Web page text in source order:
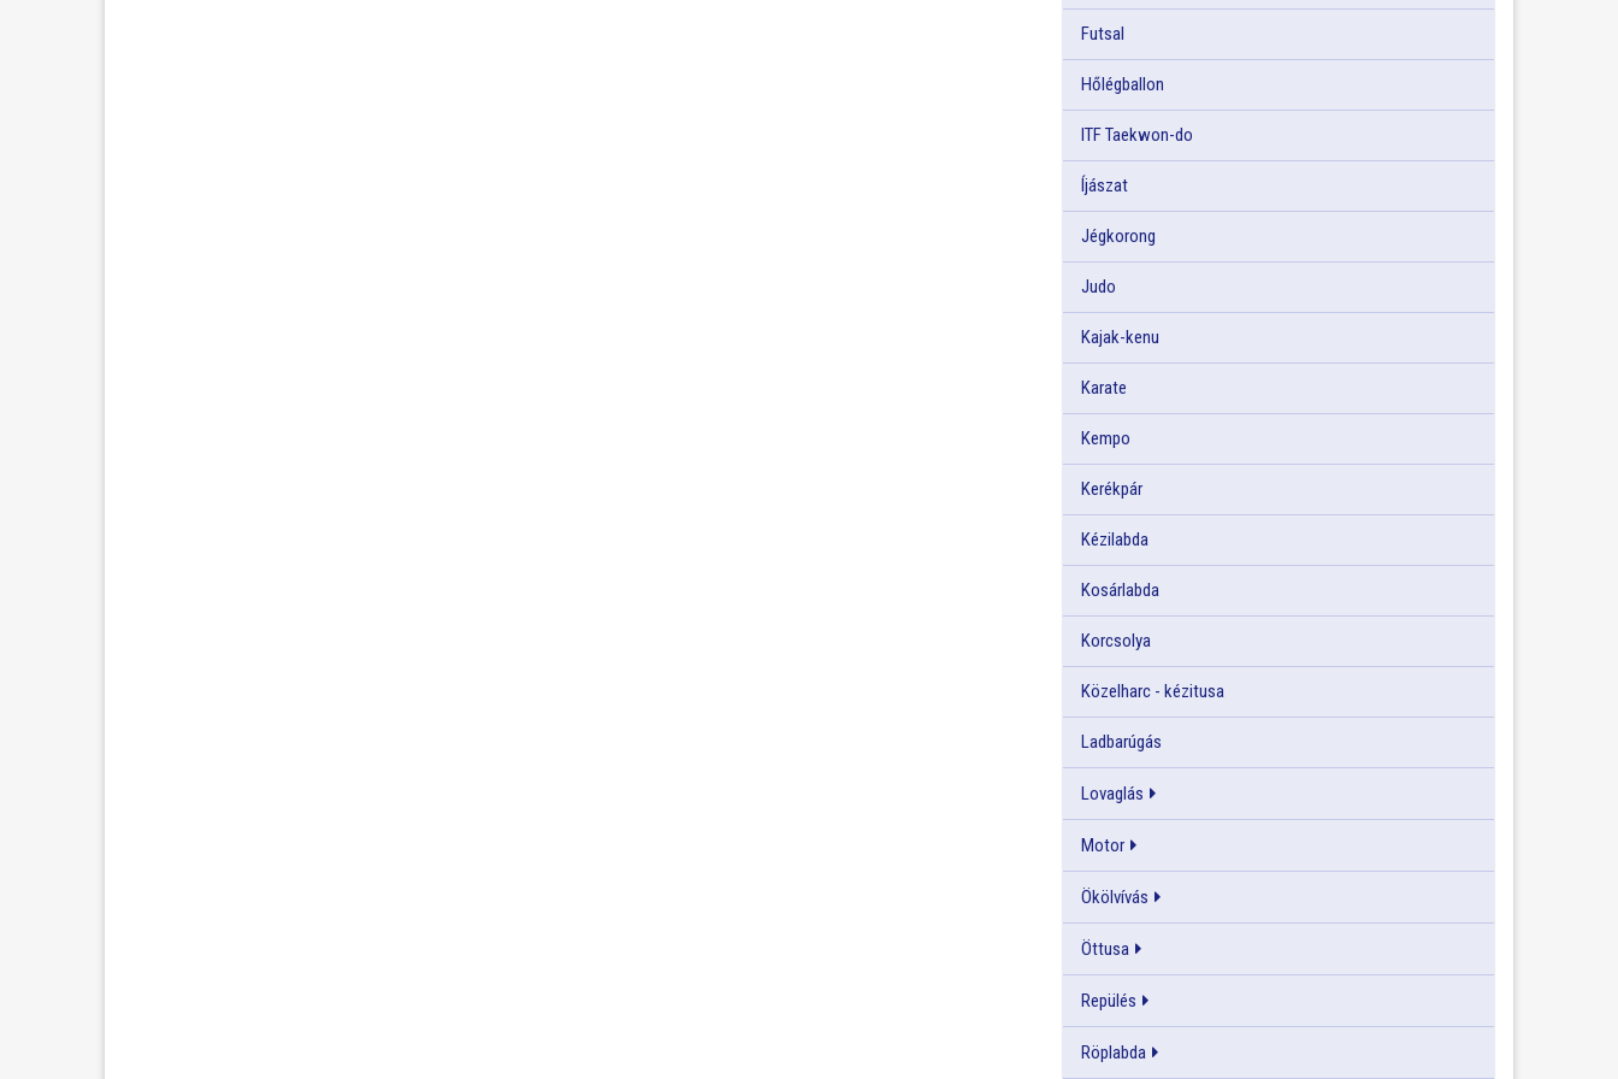
Futsal
Hőlégballon
ITF Taekwon-do
Íjászat
Jégkorong
Judo
Kajak-kenu
Karate
Kempo
Kerékpár
Kézilabda
Kosárlabda
Korcsolya
Közelharc - kézitusa
Ladbarúgás
Lovaglás
Motor
Ökölvívás
Öttusa
Repülés
Röplabda